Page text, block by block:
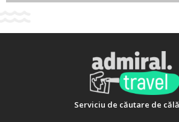
Serviciu de căutare de